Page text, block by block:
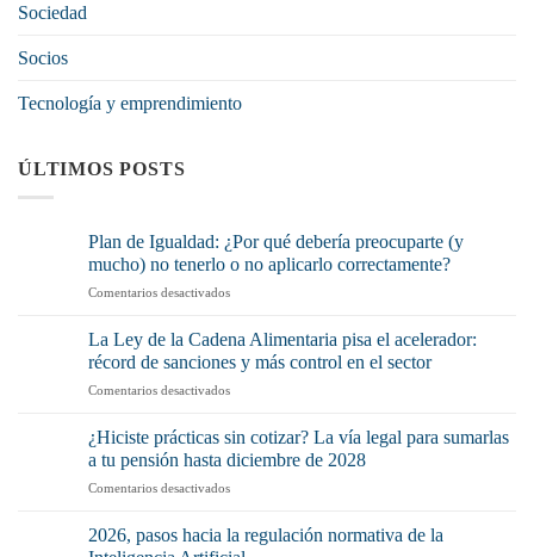
Sociedad
Socios
Tecnología y emprendimiento
ÚLTIMOS POSTS
Plan de Igualdad: ¿Por qué debería preocuparte (y
mucho) no tenerlo o no aplicarlo correctamente?
Comentarios desactivadosen
Igualdad:
¿Por
qué
preocuparte
(y
no
o
La Ley de la Cadena Alimentaria pisa el acelerador:
récord de sanciones y más control en el sector
Comentarios desactivadosen
Ley
de
la
Cadena
pisa
el
¿Hiciste prácticas sin cotizar? La vía legal para sumarlas
a tu pensión hasta diciembre de 2028
Comentarios desactivadosen
prácticas
sin
2026, pasos hacia la regulación normativa de la